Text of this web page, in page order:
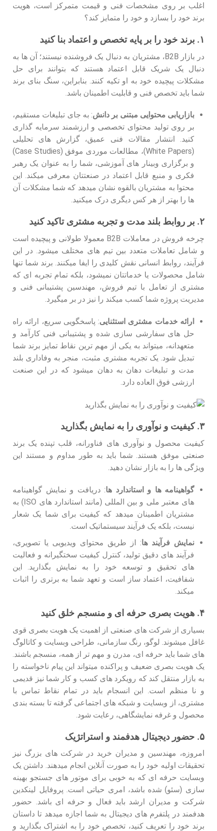
اغلب بر روی مشخصات فنی و قیمت متمرکز است، هویت
برند خود را بسازد و خود را متمایز کند؟
۱. برند خود را بر پایه تخصص و اعتماد بنا کنید
در بازار B2B، مشتریان به دنبال یک فروشنده نیستند؛ آن ها به
دنبال یک شریک قابل اعتماد هستند که بتوانند برای حل
مشکلات پیچیده خود به او تکیه کنند. بنابراین، سنگ بنای برند
شما باید تخصص فنی و قابلیت اطمینان باشد.
بازاریابی محتوایی مبتنی بر دانش: به جای تبلیغات مستقیم،
بر روی تولید محتوای تخصصی و ارزشمند سرمایه گذاری
کنید. انتشار مقالات فنی عمیق، گزارش‌ های تحلیلی
(White Papers)، مطالعات موردی موفق (Case Studies)
و برگزاری وبینار های آموزشی، شما را به عنوان یک رهبر
فکری و منبع قابل اعتماد در صنعتتان معرفی میکند. این
محتوا به مشتریان بالقوه نشان میدهد که شما مشکلات آن
ها را بهتر از هر کس دیگری درک میکنید.
۲. بر روابط بلند مدت و تجربه مشتری تاکید کنید
چرخه فروش در معاملات B2B معمولا طولانی و پیچیده است
و شامل تعاملات متعدد بین تیم‌ های مختلف میشود. در این
فرآیند، روابط انسانی نقش کلیدی را ایفا میکنند. برند شما تنها
شامل محصولات یا خدماتتان نمیشود، بلکه تمام تجربه ‌ای که
مشتری از تعامل با تیم فروش، مهندسین پشتیبانی فنی و
مدیریت پروژه شما کسب میکند را نیز در بر میگیرد.
ارائه خدمات مشتری استثنایی: پاسخگویی سریع، ارائه راه
حل‌ های سفارشی ‌سازی شده و پشتیبانی فنی کارآمد و
متعهدانه، میتواند به یکی از مهم ترین نقاط تمایز برند شما
تبدیل شود. یک تجربه مشتری مثبت، منجر به وفاداری بلند
مدت و تبلیغات دهان به دهان میشود که در این صنعت
ارزشی فوق ‌العاده دارد.
۳. کیفیت و نوآوری را به نمایش بگذارید
کیفیت محصول و نوآوری‌ های فناورانه، قلب تپنده یک برند
صنعتی موفق هستند. شما باید به طور مداوم و مستند این
ویژگی‌ ها را به بازار نشان دهید.
گواهینامه ‌ها و استاندارد ها: دریافت و نمایش گواهینامه
‌های معتبر ملی و بین ‌المللی (مانند استاندارد های ISO) به
مشتریان اطمینان میدهد که کیفیت برای شما یک شعار
نیست، بلکه یک فرآیند سیستماتیک است.
نمایش فرآیند ها: از طریق محتوای ویدیویی یا تصویری،
فرآیند های دقیق تولید، کنترل کیفیت سختگیرانه و فعالیت
‌های تحقیق و توسعه خود را به نمایش بگذارید. این
شفافیت، اعتماد ساز است و تعهد شما به برتری را اثبات
میکند.
۴. هویت بصری حرفه ‌ای و منسجم خلق کنید
بسیاری از شرکت‌ های صنعتی از اهمیت یک هویت بصری قوی
غافل میشوند. لوگو، رنگ سازمانی، طراحی وبسایت و کاتالوگ
‌های شما باید حرفه ‌ای، مدرن و مهم تر از همه، منسجم باشند.
یک هویت بصری ضعیف و پراکنده میتواند این پیام ناخواسته را
به بازار منتقل کند که رویکرد های کسب‌ و کار شما نیز قدیمی
و نا منظم است. این انسجام باید در تمام نقاط تماس با
مشتری، از وبسایت و شبکه‌ های اجتماعی گرفته تا بسته بندی
محصول و غرفه نمایشگاهی، رعایت شود.
۵. حضور دیجیتال هدفمند و استراتژیک
امروزه، مهندسین و مدیران خرید در شرکت‌ های بزرگ نیز
تحقیقات اولیه خود را به صورت آنلاین انجام میدهند. داشتن یک
وبسایت حرفه ‌ای که به خوبی برای موتور های جستجو بهینه
‌سازی (سئو) شده باشد، امری حیاتی است. پروفایل لینکدین
شرکت و مدیران ارشد باید فعال و حرفه ‌ای باشد. حضور
هدفمند در پلتفرم‌ های دیجیتال به شما اجازه میدهد تا داستان
برند خود را تعریف کنید، تخصص خود را به اشتراک بگذارید و